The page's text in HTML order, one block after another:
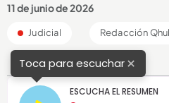
11 de junio de 2026
Judicial Redacción
Toca para escuchar×
ESCUCHA EL RESUMEN